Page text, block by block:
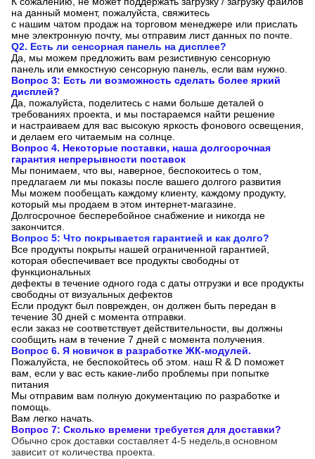
на данный момент, пожалуйста, свяжитесь
с нашим чатом продаж на торговом менеджере или прислать
мне электронную почту, мы отправим лист данных по почте.
Q2. Есть ли сенсорная панель на дисплее?
Да, мы можем предложить вам резистивную сенсорную
панель или емкостную сенсорную панель, если вам нужно.
Вопрос 3: Есть ли возможность сделать более яркий
дисплей?
Да, пожалуйста, поделитесь с нами больше деталей о
требованиях проекта, и мы постараемся найти решение
и настраиваем для вас высокую яркость фонового освещения,
и делаем его читаемым на солнце.
Вопрос 4. Некоторые поставки, наша долгосрочная
гарантия непрерывности поставок
Мы понимаем, что вы, наверное, беспокоитесь о том,
предлагаем ли мы показы после вашего долгого развития
Мы можем пообещать каждому клиенту, каждому продукту,
который мы продаем в этом интернет-магазине.
Долгосрочное бесперебойное снабжение и никогда не
закончится.
Вопрос 5: Что покрывается гарантией и как долго?
Все продукты покрыты нашей ограниченной гарантией,
которая обеспечивает все продукты свободны от
функциональных
дефекты в течение одного года с даты отгрузки и все продукты
свободны от визуальных дефектов
Если продукт был поврежден, он должен быть передан в
течение 30 дней с момента отправки.
если заказ не соответствует действительности, вы должны
сообщить нам в течение 7 дней с момента получения.
Вопрос 6. Я новичок в разработке ЖК-модулей.
Пожалуйста, не беспокойтесь об этом. наш R & D поможет
вам, если у вас есть какие-либо проблемы при попытке
питания
Мы отправим вам полную документацию по разработке и
помощь.
Вам легко начать.
Вопрос 7: Сколько времени требуется для доставки?
Обычно срок доставки составляет 4-5 недель,в основном
зависит от количества проекта.